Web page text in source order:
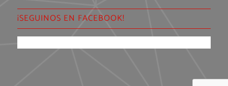
¡SEGUINOS EN FACEBOOK!